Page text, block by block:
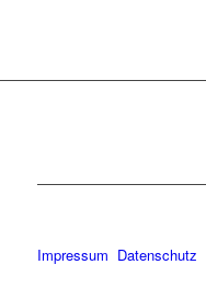
Impressum Datenschutz